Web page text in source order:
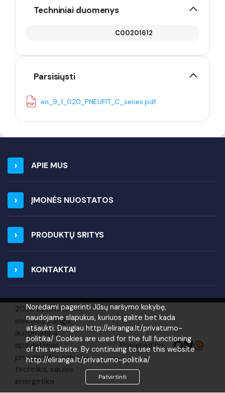
Norėdami pagerinti Jūsų naršymo kokybę,
naudojame slapukus, kuriuos galite bet kada
atšaukti. Daugiau http://eliranga.lt/privatumo-
politika/ Cookies are used for the full functioning
of this website. By continuing to use this website
http://eliranga.lt/privatumo-politika/
Patvirtinti
Techniniai duomenys
C00201612
Parsisiųsti
en_9_1_020_PNEUFIT_C_series.pdf
APIE MUS
ĮMONĖS NUOSTATOS
PRODUKTŲ SRITYS
KONTAKTAI
2026 ELIRANGA =
elektros įranga,
automatika,
apšvietimas,
pneumatika, robotų
technika, saulės
energetika
Powered by